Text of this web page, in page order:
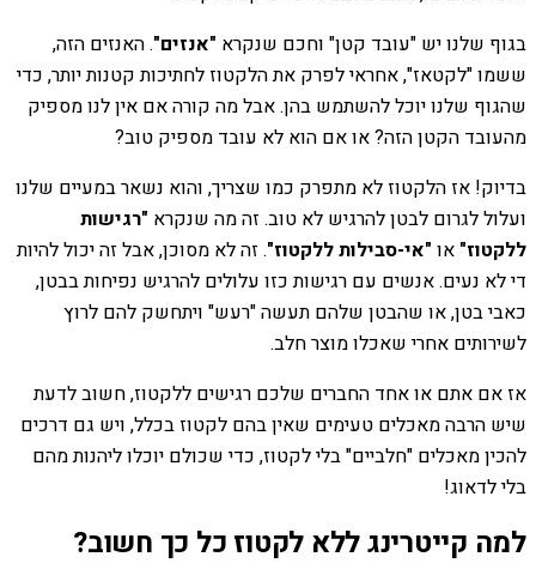
בגוף שלנו יש "עובד קטן" וחכם שנקרא "אנזים". האנזים הזה,
ששמו "לקטאז", אחראי לפרק את הלקטוז לחתיכות קטנות יותר, כדי
שהגוף שלנו יוכל להשתמש בהן. אבל מה קורה אם אין לנו מספיק
מהעובד הקטן הזה? או אם הוא לא עובד מספיק טוב?
בדיוק! אז הלקטוז לא מתפרק כמו שצריך, והוא נשאר במעיים שלנו
ועלול לגרום לבטן להרגיש לא טוב. זה מה שנקרא "רגישות
ללקטוז" או "אי-סבילות ללקטוז". זה לא מסוכן, אבל זה יכול להיות
די לא נעים. אנשים עם רגישות כזו עלולים להרגיש נפיחות בבטן,
כאבי בטן, או שהבטן שלהם תעשה "רעש" ויתחשק להם לרוץ
לשירותים אחרי שאכלו מוצר חלב.
אז אם אתם או אחד החברים שלכם רגישים ללקטוז, חשוב לדעת
שיש הרבה מאכלים טעימים שאין בהם לקטוז בכלל, ויש גם דרכים
להכין מאכלים "חלביים" בלי לקטוז, כדי שכולם יוכלו ליהנות מהם
בלי לדאוג!
למה קייטרינג ללא לקטוז כל כך חשוב?